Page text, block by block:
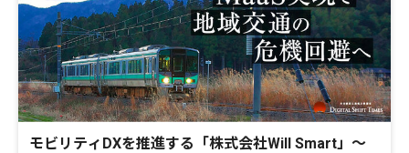
モビリティDXを推進する「株式会社Will Smart」〜